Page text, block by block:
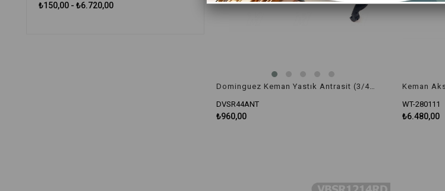
₺150,00 - ₺6.720,00
Dominguez Keman Yastık Antrasit (3/4 - 4/4) DVSR44ANT
DVSR44ANT
₺960,00
WT-280111
₺6.480,00